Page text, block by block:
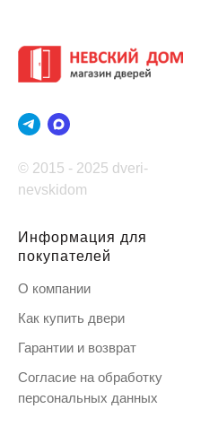
© 2015 - 2025 dveri-
nevskidom
Информация для
покупателей
О компании
Как купить двери
Гарантии и возврат
Согласие на обработку
персональных данных